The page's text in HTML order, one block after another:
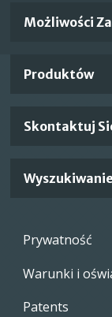
Important
Możliwości
Produktów
Skontaktuj
Footer
Prywatność
Warunki i
Patents